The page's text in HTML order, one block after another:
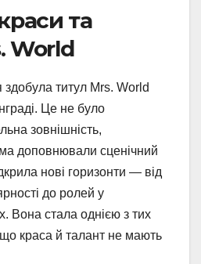
та
World
титул Mrs. World
Це не було
зовнішність,
доповнювали сценічний
нові горизонти — від
до ролей у
Вона стала однією з тих
що краса й талант не мають